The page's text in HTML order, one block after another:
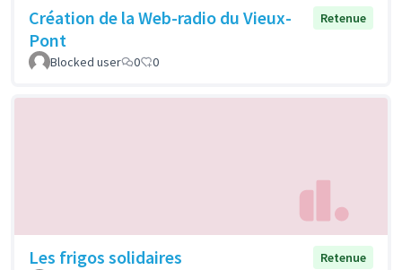
Création de la Web-radio du Vieux-
Pont
Retenue
Blocked user 0 0
Les frigos solidaires
Retenue